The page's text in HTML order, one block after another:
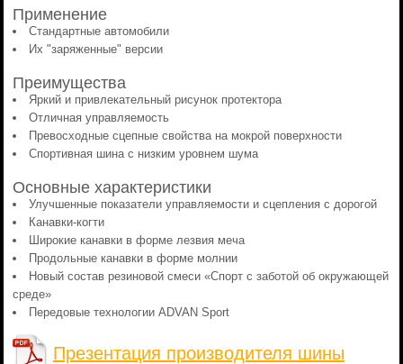
Применение
Стандартные автомобили
Их "заряженные" версии
Преимущества
Яркий и привлекательный рисунок протектора
Отличная управляемость
Превосходные сцепные свойства на мокрой поверхности
Спортивная шина с низким уровнем шума
Основные характеристики
Улучшенные показатели управляемости и сцепления с дорогой
Канавки-когти
Широкие канавки в форме лезвия меча
Продольные канавки в форме молнии
Новый состав резиновой смеси «Спорт с заботой об окружающей
среде»
Передовые технологии ADVAN Sport
Презентация производителя шины